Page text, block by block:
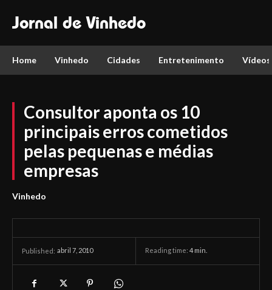
Jornal de Vinhedo
Home Vinhedo Cidades Entretenimento Vídeos
Consultor aponta os 10
principais erros cometidos
pelas pequenas e médias
empresas
Vinhedo
Published: abril 7, 2010 Reading time: 4 min.